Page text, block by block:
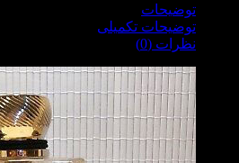
توضیحات
توضیحات تکمیلی
نظرات (0)